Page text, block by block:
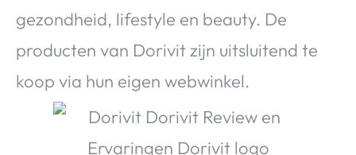
gezondheid, lifestyle en beauty. De
producten van Dorivit zijn uitsluitend te
koop via hun eigen webwinkel.